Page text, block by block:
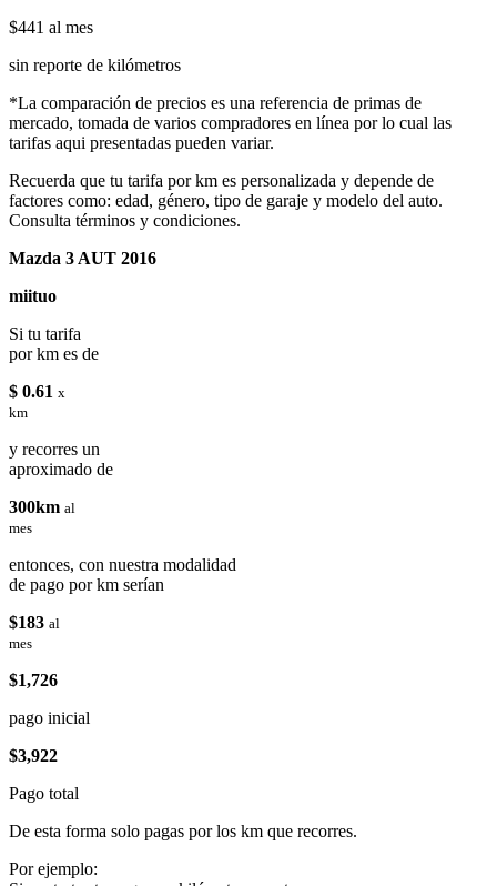
$441 al mes
sin reporte de kilómetros
*La comparación de precios es una referencia de primas de
mercado, tomada de varios compradores en línea por lo cual las
tarifas aqui presentadas pueden variar.
Recuerda que tu tarifa por km es personalizada y depende de
factores como: edad, género, tipo de garaje y modelo del auto.
Consulta términos y condiciones.
Mazda 3 AUT 2016
miituo
Si tu tarifa
por km es de
$ 0.61 x
km
y recorres un
aproximado de
300km al
mes
entonces, con nuestra modalidad
de pago por km serían
$183 al
mes
$1,726
pago inicial
$3,922
Pago total
De esta forma solo pagas por los km que recorres.
Por ejemplo: